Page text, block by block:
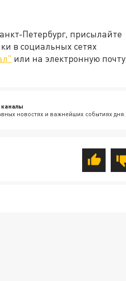
Петербург, присылайте
в социальных сетях
или на электронную почту
новостях и важнейших событиях дня.